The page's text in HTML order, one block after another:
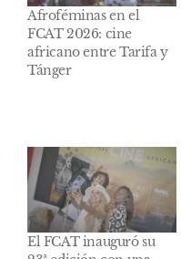
Afroféminas en el
FCAT 2026: cine
africano entre Tarifa y
Tánger
El FCAT inauguró su